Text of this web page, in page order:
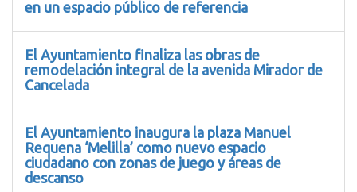
en un espacio público de referencia
El Ayuntamiento finaliza las obras de
remodelación integral de la avenida Mirador de
Cancelada
El Ayuntamiento inaugura la plaza Manuel
Requena ‘Melilla’ como nuevo espacio
ciudadano con zonas de juego y áreas de
descanso